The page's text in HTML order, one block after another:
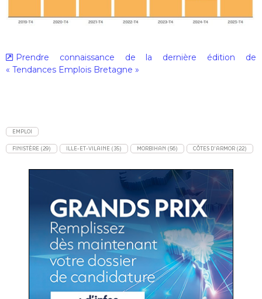
Prendre connaissance de la dernière édition de
« Tendances Emplois Bretagne »
EMPLOI
FINISTÈRE (29) ILLE-ET-VILAINE (35) MORBIHAN (56) CÔTES D'ARMOR (22)